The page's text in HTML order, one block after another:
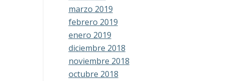
marzo 2019
febrero 2019
enero 2019
diciembre 2018
noviembre 2018
octubre 2018